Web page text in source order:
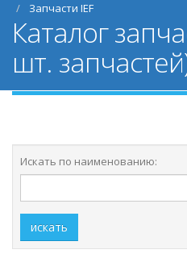
Запчасти IEF
Каталог
шт.
Искать по наименованию:
искать